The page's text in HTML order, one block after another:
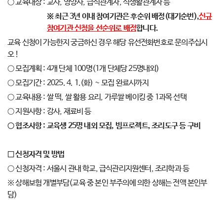
○ 교육대상 : 교사, 영양사, 급식관계자, 식생활관계자 등
※최근3년 이내 참여기관은 후순위 배정(대기순번),신규
참여기관 신청을 선순위로 배정합니다.
교육 신청이 가능한지 궁금하신 경우 해당 유선전화번호로 문의주십시
오 !
○ 모집계획 : 4개 단체 100명(1개 단체당 25명내외)
○ 모집기간 : 2025. 4. 1.(화) ~ 모집 완료시까지
○ 교육내용 : 쌀 떡, 쌀 활용 요리, 가루쌀 베이킹 중 1과목 선택
○ 지원사항 : 강사, 재료비 등
○ 협조사항 : 교육생 25명 내외 모집, 빔프로젝트, 조리도구 등 구비
□ 신청자격 및 방법
○ 신청자격 : 서울시 관내 학교, 급식관리지원센터, 조리학과 등
※ 상해보험 개별부담(교육 중 본인 부주의에 의한 상해는 전액 본인부
담)